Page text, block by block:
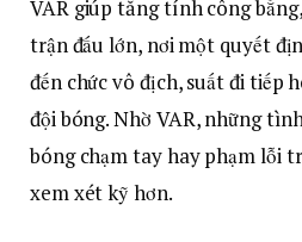
VAR giúp tăng tính công
trận đấu lớn, nơi một quyết
đến chức vô địch, suất đi tiếp
đội bóng. Nhờ VAR, những
bóng chạm tay hay phạm lỗi
xem xét kỹ hơn.